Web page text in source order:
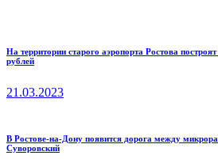
На территории старого аэропорта Ростова
рублей
21.03.2023
В Ростове-на-Дону появится дорога между
Суворовский